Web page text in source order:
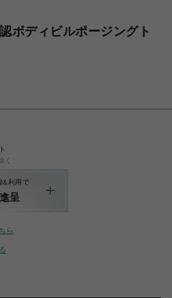
ボディビルポージングト
く
&利用で
呈
ら